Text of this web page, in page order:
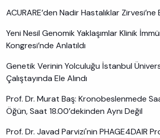
ACURARE’den Nadir Hastalıklar Zirvesi’ne
Yeni Nesil Genomik Yaklaşımlar Klinik
Kongresi’nde Anlatıldı
Genetik Verinin Yolculuğu İstanbul
Çalıştayında Ele Alındı
Prof. Dr. Murat Baş: Kronobeslenmede
Öğün, Saat 18.00’dekinden Aynı Değil
Prof. Dr. Javad Parvizi'nin PHAGE4DAIR